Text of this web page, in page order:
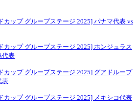
カップ グループステージ 2025] パナマ代表 vs
カップ グループステージ 2025] ホンジュラス
代表
カップ グループステージ 2025] グアドループ
表
カップ グループステージ 2025] メキシコ代表